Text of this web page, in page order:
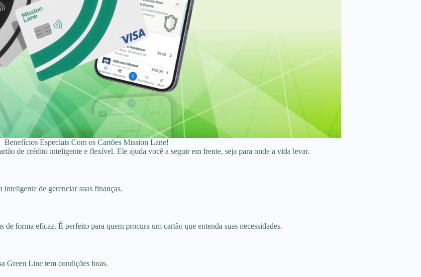
Benefícios Especiais Com os Cartões Mission Lane!
de crédito inteligente e flexível. Ele ajuda você a seguir em frente, seja para onde a vida levar.
de gerenciar suas finanças.
forma eficaz. É perfeito para quem procura um cartão que entenda suas necessidades.
Green Line tem condições boas.